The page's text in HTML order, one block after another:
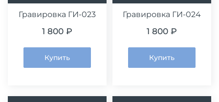
Гравировка ГИ-023
1 800 ₽
Купить
Гравировка ГИ-024
1 800 ₽
Купить